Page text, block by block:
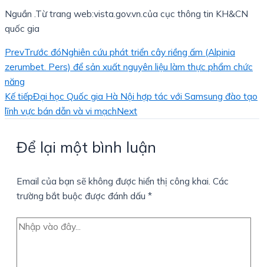
Nguần .Từ trang web:vista.gov.vn.của cục thông tin KH&CN
quốc gia
PrevTrước đóNghiên cứu phát triển cây riềng ấm (Alpinia
zerumbet. Pers) để sản xuất nguyên liệu làm thực phẩm chức
năng
Kế tiếpĐại học Quốc gia Hà Nội hợp tác với Samsung đào tạo
lĩnh vực bán dẫn và vi mạchNext
Để lại một bình luận
Email của bạn sẽ không được hiển thị công khai. Các
trường bắt buộc được đánh dấu *
Nhập